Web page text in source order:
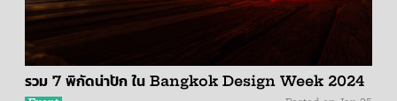
รวม 7 พิกัดน่าปัก ใน Bangkok Design Week 2024